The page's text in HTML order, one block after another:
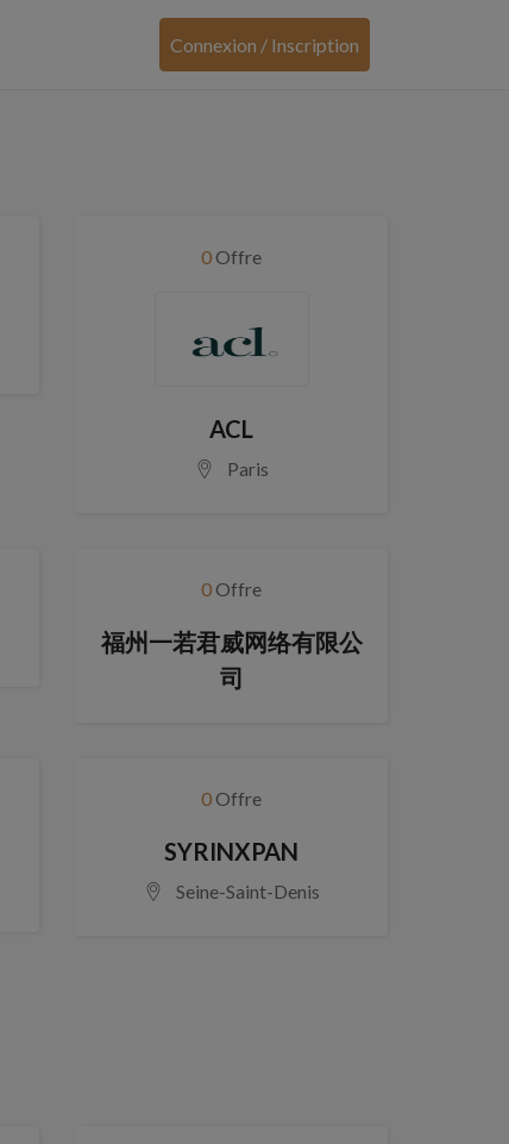
Connexion / Inscription
0 Offre
ACL
Paris
0 Offre
福州一若君威网络有限公
司
0 Offre
SYRINXPAN
Seine-Saint-Denis